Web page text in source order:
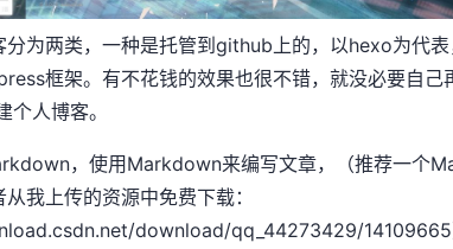
分为两类，一种是托管到github上的，以hexo为代
框架。有不花钱的效果也很不错，就没必要自己
人博客。
，使用Markdown来编写文章，（推荐一个
从我上传的资源中免费下载：
download/qq_44273429/14109665